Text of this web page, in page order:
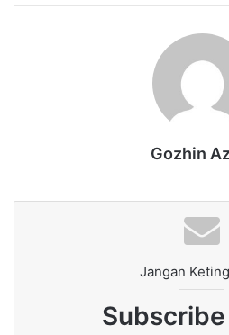
Gozhin
Jangan